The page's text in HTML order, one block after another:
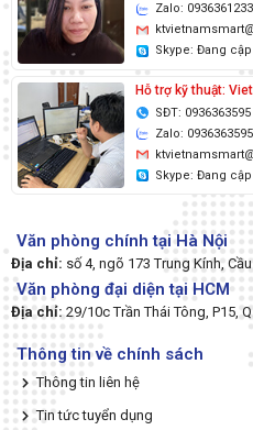
Zalo: 0936361233
Skype: Đang
Hỗ trợ kỹ thuật:
SĐT: 0936363595
Zalo: 0936363595
Skype: Đang
Văn phòng chính tại Hà Nội
Địa chỉ: số 4, ngõ 173 Trung Kính, Cầu
Văn phòng đại diện tại HCM
Địa chỉ: 29/10c Trần Thái Tông, P15,
Thông tin về chính sách
Thông tin liên hệ
Tin tức tuyển dụng